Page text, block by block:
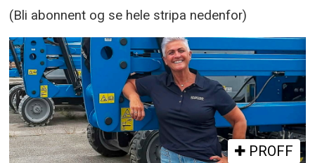
(Bli abonnent og se hele stripa nedenfor)
PROFF